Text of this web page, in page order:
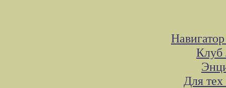
Клуб
Для